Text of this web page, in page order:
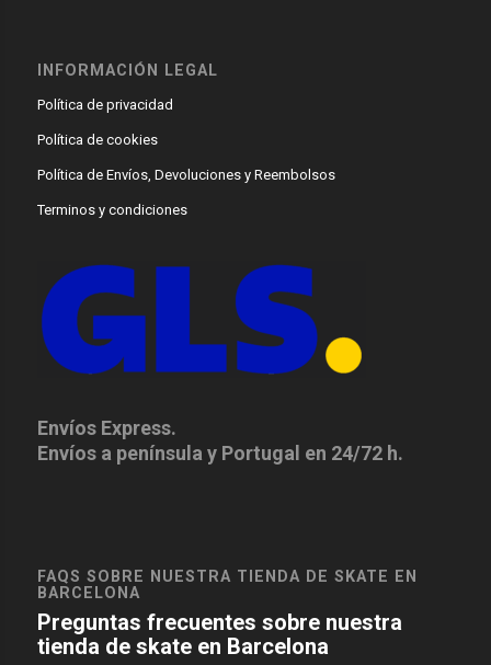
INFORMACIÓN LEGAL
Política de privacidad
Política de cookies
Política de Envíos, Devoluciones y Reembolsos
Terminos y condiciones
Envíos Express.
Envíos a península y Portugal en 24/72 h.
FAQS SOBRE NUESTRA TIENDA DE SKATE EN
BARCELONA
Preguntas frecuentes sobre nuestra
tienda de skate en Barcelona